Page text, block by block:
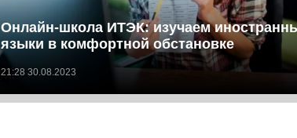
Онлайн-школа ИТЭК: изучаем
языки в комфортной обстановке
21:28 30.08.2023